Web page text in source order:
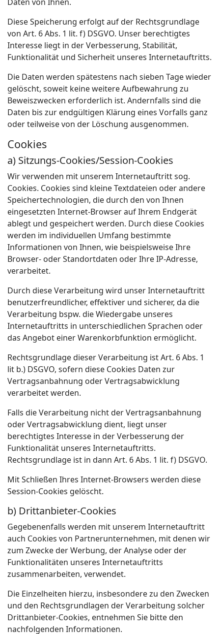
Diese Speicherung erfolgt auf der Rechtsgrundlage
von Art. 6 Abs. 1 lit. f) DSGVO. Unser berechtigtes
Interesse liegt in der Verbesserung, Stabilität,
Funktionalität und Sicherheit unseres Internetauftritts.
Die Daten werden spätestens nach sieben Tage wieder
gelöscht, soweit keine weitere Aufbewahrung zu
Beweiszwecken erforderlich ist. Andernfalls sind die
Daten bis zur endgültigen Klärung eines Vorfalls ganz
oder teilweise von der Löschung ausgenommen.
Cookies
a) Sitzungs-Cookies/Session-Cookies
Wir verwenden mit unserem Internetauftritt sog.
Cookies. Cookies sind kleine Textdateien oder andere
Speichertechnologien, die durch den von Ihnen
eingesetzten Internet-Browser auf Ihrem Endgerät
ablegt und gespeichert werden. Durch diese Cookies
werden im individuellen Umfang bestimmte
Informationen von Ihnen, wie beispielsweise Ihre
Browser- oder Standortdaten oder Ihre IP-Adresse,
verarbeitet.
Durch diese Verarbeitung wird unser Internetauftritt
benutzerfreundlicher, effektiver und sicherer, da die
Verarbeitung bspw. die Wiedergabe unseres
Internetauftritts in unterschiedlichen Sprachen oder
das Angebot einer Warenkorbfunktion ermöglicht.
Rechtsgrundlage dieser Verarbeitung ist Art. 6 Abs. 1
lit b.) DSGVO, sofern diese Cookies Daten zur
Vertragsanbahnung oder Vertragsabwicklung
verarbeitet werden.
Falls die Verarbeitung nicht der Vertragsanbahnung
oder Vertragsabwicklung dient, liegt unser
berechtigtes Interesse in der Verbesserung der
Funktionalität unseres Internetauftritts.
Rechtsgrundlage ist in dann Art. 6 Abs. 1 lit. f) DSGVO.
Mit Schließen Ihres Internet-Browsers werden diese
Session-Cookies gelöscht.
b) Drittanbieter-Cookies
Gegebenenfalls werden mit unserem Internetauftritt
auch Cookies von Partnerunternehmen, mit denen wir
zum Zwecke der Werbung, der Analyse oder der
Funktionalitäten unseres Internetauftritts
zusammenarbeiten, verwendet.
Die Einzelheiten hierzu, insbesondere zu den Zwecken
und den Rechtsgrundlagen der Verarbeitung solcher
Drittanbieter-Cookies, entnehmen Sie bitte den
nachfolgenden Informationen.